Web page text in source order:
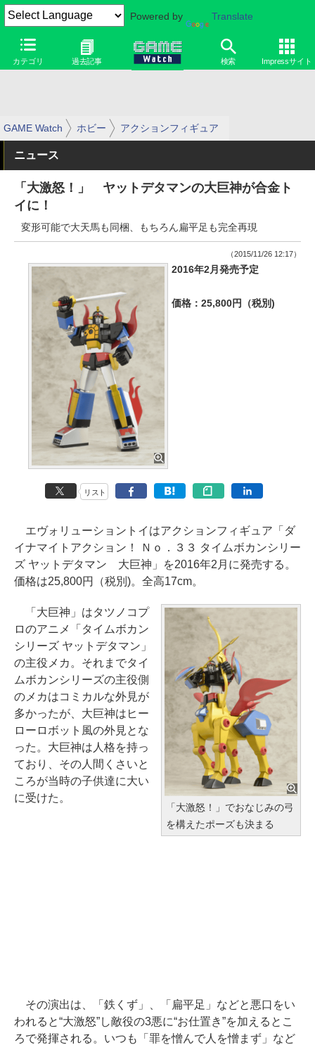
Powered by Translate
カテゴリ 過去記事 検索 Impressサイト
GAME Watch ホビー アクションフィギュア
ニュース
「大激怒！」 ヤットデタマンの大巨神が合金ト
イに！
変形可能で大天馬も同梱、もちろん扁平足も完全再現
（2015/11/26 12:17）
2016年2月発売予定
価格：25,800円（税別)
リスト
エヴォリューショントイはアクションフィギュア「ダ
イナマイトアクション！ Ｎｏ．３３ タイムボカンシリー
ズ ヤットデタマン 大巨神」を2016年2月に発売する。
価格は25,800円（税別)。全高17cm。
「大激怒！」でおなじみの弓
を構えたポーズも決まる
「大巨神」はタツノコプ
ロのアニメ「タイムボカン
シリーズ ヤットデタマン」
の主役メカ。それまでタイ
ムボカンシリーズの主役側
のメカはコミカルな外見が
多かったが、大巨神はヒー
ローロボット風の外見とな
った。大巨神は人格を持っ
ており、その人間くさいと
ころが当時の子供達に大い
に受けた。
その演出は、「鉄くず」、「扁平足」などと悪口をい
われると“大激怒”し敵役の3悪に“お仕置き”を加えるとこ
ろで発揮される。いつも「罪を憎んで人を憎まず」など